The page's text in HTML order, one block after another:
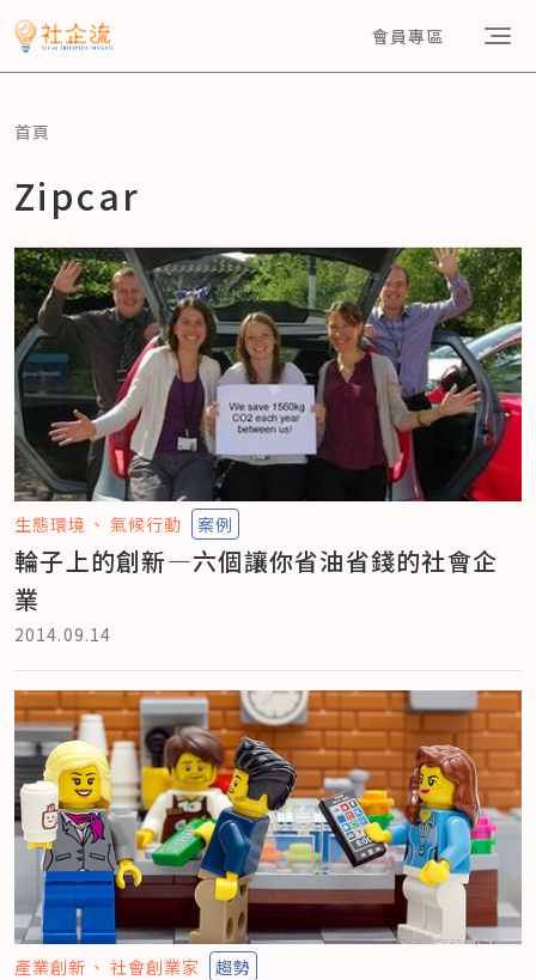
會員專區
首頁
Zipcar
生態環境 氣候行動 案例
輪子上的創新—六個讓你省油省錢的社會企
業
2014.09.14
產業創新 社會創業家 趨勢